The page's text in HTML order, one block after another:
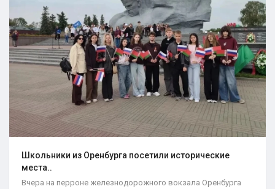
Школьники из Оренбурга посетили исторические
места..
Вчера на перроне железнодорожного вокзала Оренбурга